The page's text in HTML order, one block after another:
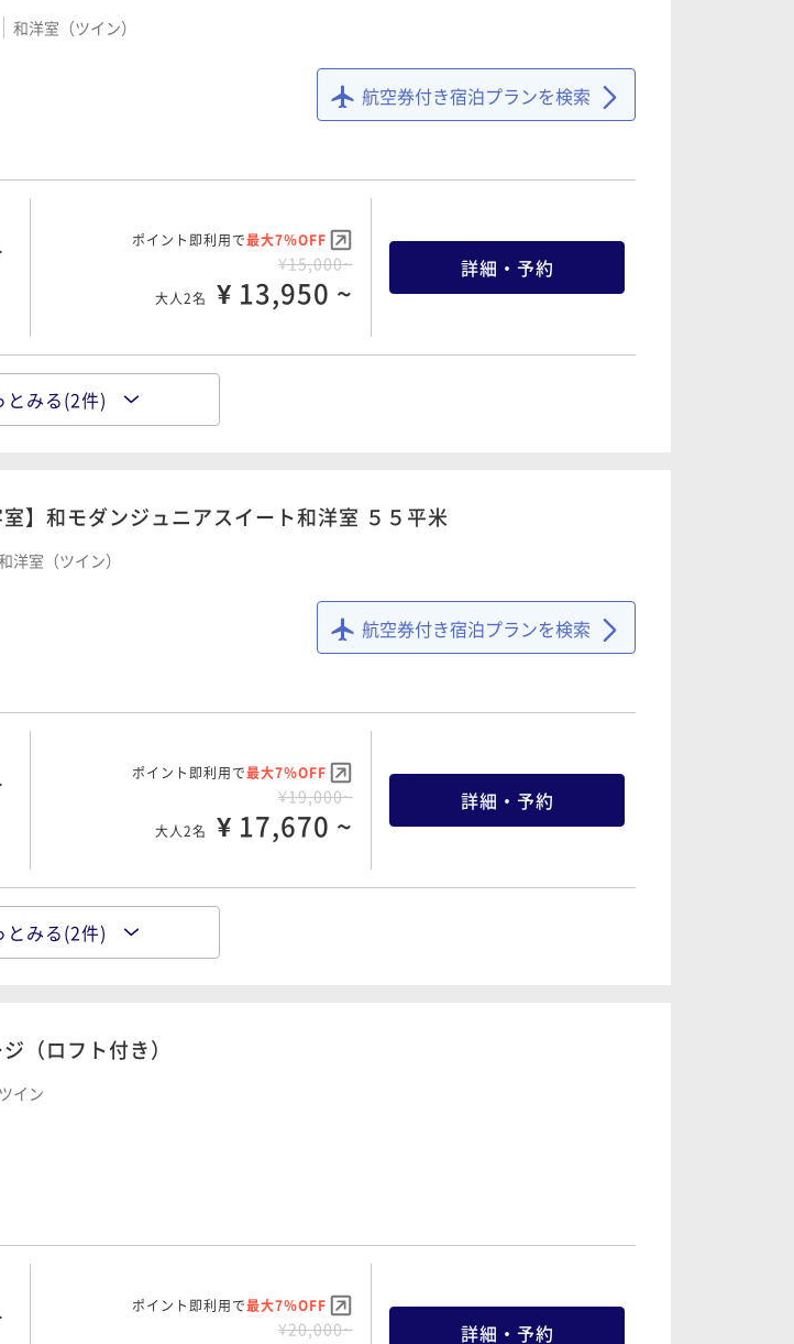
和洋室（ツイン）
航空券付き宿泊プランを検索
ポイント即利用で最大7％OFF
¥15,000~
大人2名 ¥ 13,950 ~
詳細・予約
¥18,000~
¥ 15,840 ~
詳細・予約
とみる(2件)
室】和モダンジュニアスイート和洋室 ５５平米
洋室（ツイン）
航空券付き宿泊プランを検索
ポイント即利用で最大7％OFF
¥19,000~
大人2名 ¥ 17,670 ~
詳細・予約
とみる(2件)
（ロフト付き）
ツイン
ポイント即利用で最大7％OFF
¥20,000~ 詳細・予約